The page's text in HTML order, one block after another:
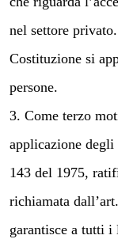
nel settore
Costituzione si
persone.
3. Come terzo
applicazione
143 del 1975,
richiamata
garantisce a tutti i